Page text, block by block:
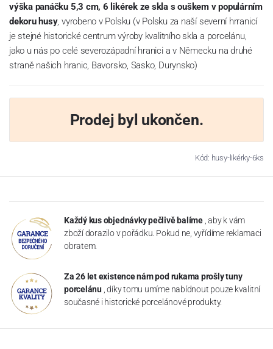
výška panáčku 5,3 cm, 6 likérek ze skla s ouškem v populárním
dekoru husy, vyrobeno v Polsku (v Polsku za naší severní hrranicí
je stejné historické centrum výroby kvalitního skla a porcelánu,
jako u nás po celé severozápadní hranici a v Německu na druhé
straně našich hranic, Bavorsko, Sasko, Durynsko)
Prodej byl ukončen.
Kód: husy-likérky-6ks
Každý kus objednávky pečlivě balíme , aby k vám
zboží dorazilo v pořádku. Pokud ne, vyřídíme reklamaci
obratem.
Za 26 let existence nám pod rukama prošly tuny
porcelánu , díky tomu umíme nabídnout pouze kvalitní
současné i historické porcelánové produkty.